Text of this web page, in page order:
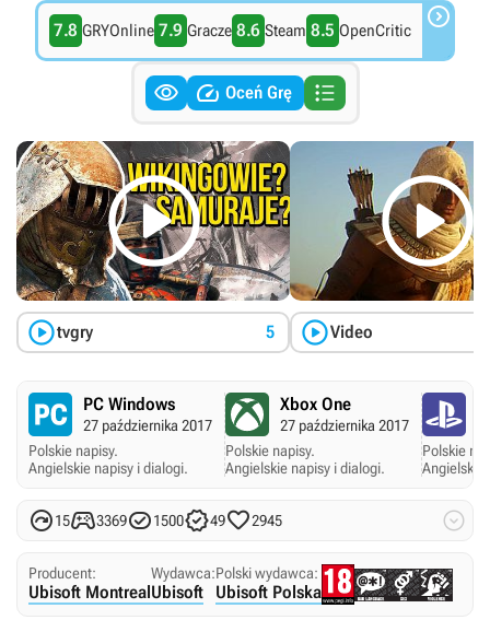
7.8 GRYOnline 7.9 Gracze 8.6 Steam 8.5 OpenCritic 
  Oceń Grę 

tvgry 5

Video
PC Windows
27 października 2017
Polskie napisy.
Angielskie napisy i dialogi.
Xbox One
27 października 2017
Polskie napisy.
Angielskie napisy i dialogi.
Polskie
Angielskie
1533691500492945 
Producent:
Ubisoft Montreal
Wydawca:
Ubisoft
Polski wydawca:
Ubisoft Polska